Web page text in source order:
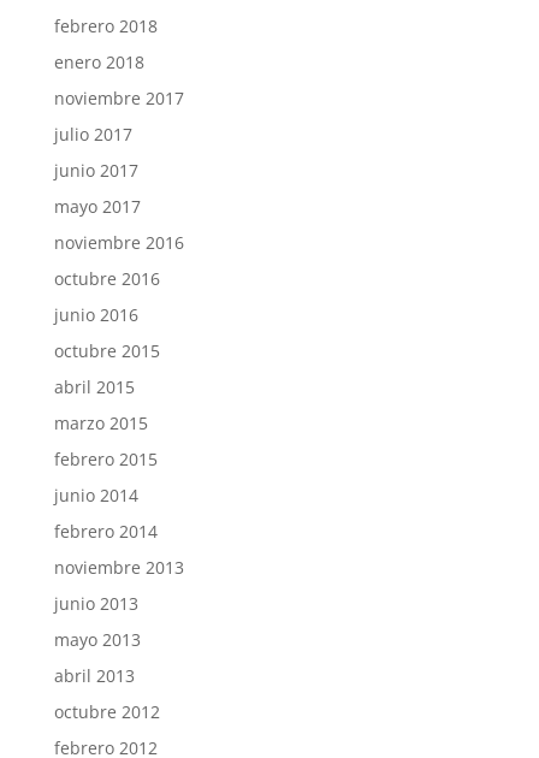
febrero 2018
enero 2018
noviembre 2017
julio 2017
junio 2017
mayo 2017
noviembre 2016
octubre 2016
junio 2016
octubre 2015
abril 2015
marzo 2015
febrero 2015
junio 2014
febrero 2014
noviembre 2013
junio 2013
mayo 2013
abril 2013
octubre 2012
febrero 2012